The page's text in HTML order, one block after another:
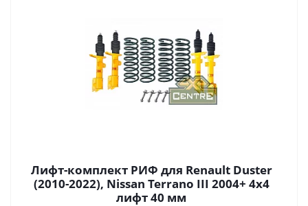
Лифт-комплект РИФ для Renault Duster
(2010-2022), Nissan Terrano III 2004+ 4х4
лифт 40 мм